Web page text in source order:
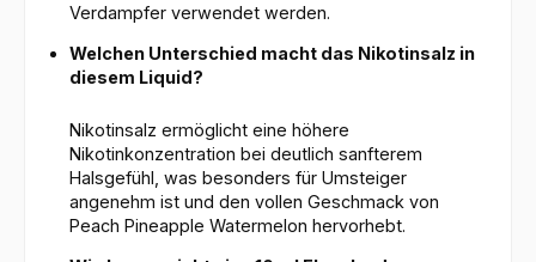
Verdampfer verwendet werden.
Welchen Unterschied macht das Nikotinsalz in
diesem Liquid?
Nikotinsalz ermöglicht eine höhere
Nikotinkonzentration bei deutlich sanfterem
Halsgefühl, was besonders für Umsteiger
angenehm ist und den vollen Geschmack von
Peach Pineapple Watermelon hervorhebt.